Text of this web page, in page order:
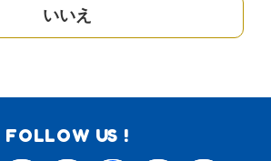
いいえ
FOLLOW US !